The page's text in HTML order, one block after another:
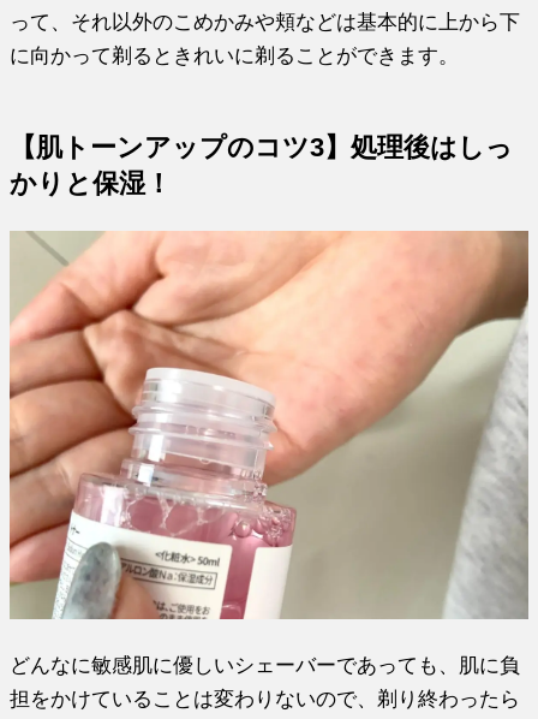
って、それ以外のこめかみや頬などは基本的に上から下
に向かって剃るときれいに剃ることができます。
【肌トーンアップのコツ3】処理後はしっ
かりと保湿！
どんなに敏感肌に優しいシェーバーであっても、肌に負
担をかけていることは変わりないので、剃り終わったら